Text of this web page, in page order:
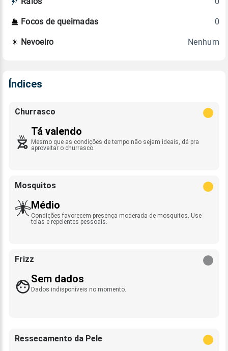
Focos de queimadas 0
Nevoeiro Nenhum
Índices
Churrasco
Tá valendo
Mesmo que as condições de tempo não sejam ideais, dá pra
aproveitar o churrasco.
Mosquitos
Médio
Condições favorecem presença moderada de mosquitos. Use
telas e repelentes pessoais.
Frizz
Sem dados
Dados indisponíveis no momento.
Ressecamento da Pele